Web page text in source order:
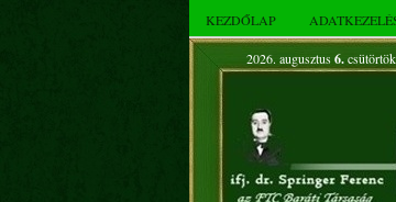
KEZDŐLAP
2026. augusztus 6.csütörtök